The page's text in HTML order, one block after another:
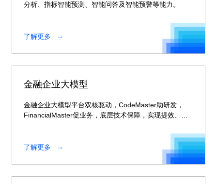
分析、指标智能预测、智能问答及智能预警等能力。
了解更多
金融企业大模型
金融企业大模型平台双核驱动，CodeMaster助研发，
FinancialMaster促业务，底层技术保障，实现提效、风
了解更多